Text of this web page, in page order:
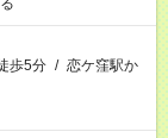
歩5分 / 恋ケ窪駅か